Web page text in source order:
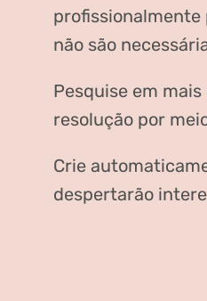
não são
Pesquise em
resolução por
Crie
despertarão